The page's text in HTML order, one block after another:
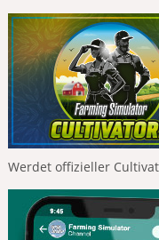
Werdet offizieller